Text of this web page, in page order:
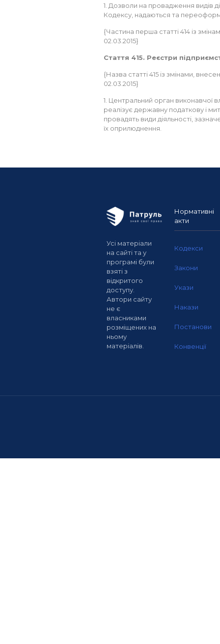
1. Дозволи на провадження видів
Кодексу, надаються та
{Частина перша статті 414 із
02.03.2015}
Стаття 415. Реєстри
{Назва статті 415 із змінами,
02.03.2015}
1. Центральний орган виконавчої
реалізує державну податкову і
провадять види діяльності,
їх оприлюднення.
Усі матеріали
на сайті та у
програмі були
взяті з
відкритого
доступу.
Автори сайту
не є
власниками
розміщених на
ньому
матеріалів.
Нормативні
акти
Кодекси
Закони
Укази
Накази
Постанови
Конвенції